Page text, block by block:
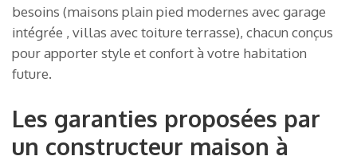
besoins (maisons plain pied modernes avec garage
intégrée , villas avec toiture terrasse), chacun conçus
pour apporter style et confort à votre habitation
future.
Les garanties proposées par
un constructeur maison à